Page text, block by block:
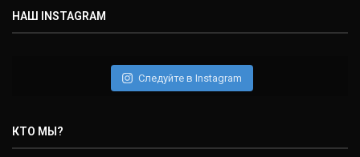
НАШ INSTAGRAM
Следуйте в Instagram
КТО МЫ?